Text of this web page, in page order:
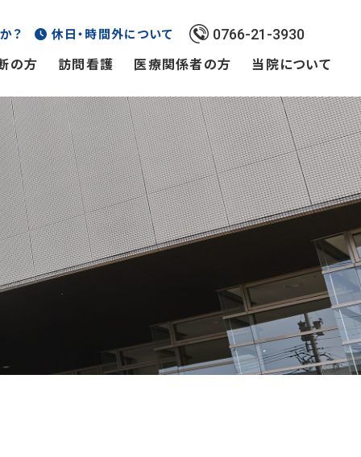
？ 休日・時間外について 0766-21-3930
の方 訪問看護 医療関係者の方 当院について